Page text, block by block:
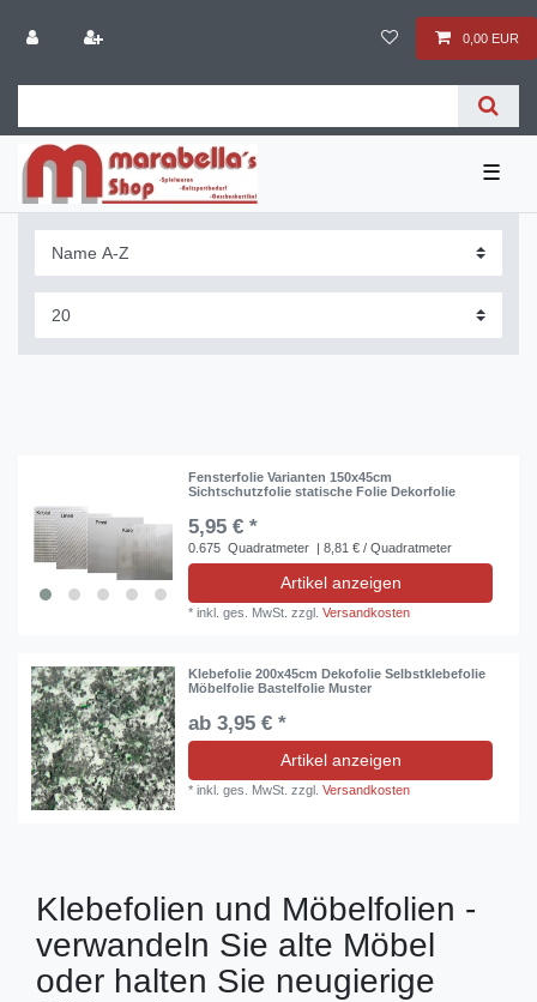
0,00 EUR
☰
Fensterfolie Varianten 150x45cm
Sichtschutzfolie statische Folie Dekorfolie
5,95 € *
0.675 Quadratmeter | 8,81 € / Quadratmeter
Artikel anzeigen
*inkl. ges. MwSt. zzgl.Versandkosten
Klebefolie 200x45cm Dekofolie Selbstklebefolie
Möbelfolie Bastelfolie Muster
ab 3,95 € *
Artikel anzeigen
*inkl. ges. MwSt. zzgl.Versandkosten
Klebefolien und Möbelfolien -
verwandeln Sie alte Möbel
oder halten Sie neugierige